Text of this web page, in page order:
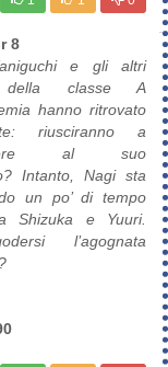
8
e gli altri
della classe A
hanno ritrovato
riusciranno a
al suo
Intanto, Nagi sta
un po’ di tempo
Shizuka e Yuuri.
l’agognata